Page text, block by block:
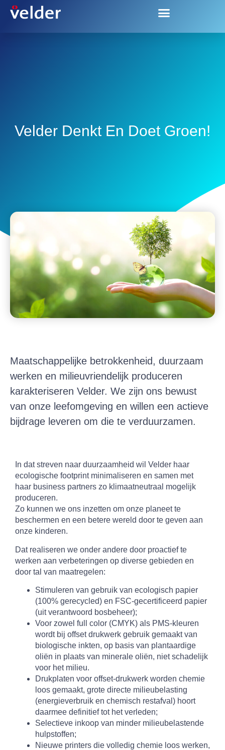
Velder Denkt En Doet Groen!
Maatschappelijke betrokkenheid, duurzaam
werken en milieuvriendelijk produceren
karakteriseren Velder. We zijn ons bewust
van onze leefomgeving en willen een actieve
bijdrage leveren om die te verduurzamen.
In dat streven naar duurzaamheid wil Velder haar
ecologische footprint minimaliseren en samen met
haar business partners zo klimaatneutraal mogelijk
produceren.
Zo kunnen we ons inzetten om onze planeet te
beschermen en een betere wereld door te geven aan
onze kinderen.
Dat realiseren we onder andere door proactief te
werken aan verbeteringen op diverse gebieden en
door tal van maatregelen:
Stimuleren van gebruik van ecologisch papier
(100% gerecycled) en FSC-gecertificeerd papier
(uit verantwoord bosbeheer);
Voor zowel full color (CMYK) als PMS-kleuren
wordt bij offset drukwerk gebruik gemaakt van
biologische inkten, op basis van plantaardige
oliën in plaats van minerale oliën, niet schadelijk
voor het milieu.
Drukplaten voor offset-drukwerk worden chemie
loos gemaakt, grote directe milieubelasting
(energieverbruik en chemisch restafval) hoort
daarmee definitief tot het verleden;
Selectieve inkoop van minder milieubelastende
hulpstoffen;
Nieuwe printers die volledig chemie loos werken,